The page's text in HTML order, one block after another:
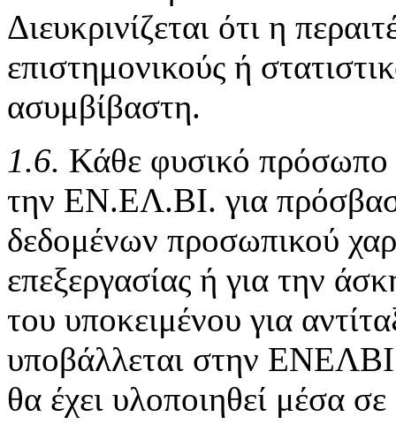
Διευκρινίζεται ότι η
επιστημονικούς ή
ασυμβίβαστη.
1.6. Κάθε φυσικό πρόσωπο
την ΕΝ.ΕΛ.ΒΙ. για
δεδομένων προσωπικού
επεξεργασίας ή για την
του υποκειμένου για
υποβάλλεται στην
θα έχει υλοποιηθεί μέσα